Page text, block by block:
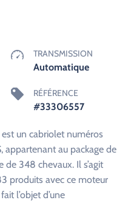
TRANSMISSION
Automatique
RÉFÉRENCE
#33306557
un cabriolet numéros
appartenant au package de
de 348 chevaux. Il s’agit
produits avec ce moteur
l’objet d’une